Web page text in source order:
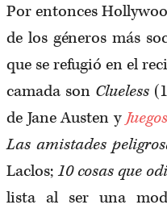
Por entonces
de los géneros más
que se refugió en el
camada son Clueless
de Jane Austen y
Las amistades
Laclos;10 cosas que
lista al ser una